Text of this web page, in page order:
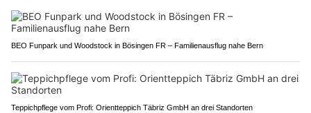
BEO Funpark und Woodstock in Bösingen FR – Familienausflug nahe Bern
Teppichpflege vom Profi: Orientteppich Täbriz GmbH an drei Standorten